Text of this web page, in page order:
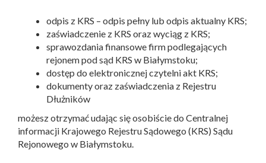
odpis z KRS – odpis pełny lub odpis aktualny KRS;
zaświadczenie z KRS oraz wyciąg z KRS;
sprawozdania finansowe firm podlegających
rejonem pod sąd KRS w Białymstoku;
dostęp do elektronicznej czytelni akt KRS;
dokumenty oraz zaświadczenia z Rejestru
Dłużników
możesz otrzymać udając się osobiście do Centralnej
informacji Krajowego Rejestru Sądowego (KRS) Sądu
Rejonowego w Białymstoku.